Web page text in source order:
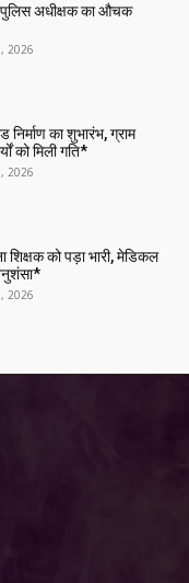
पुलिस अधीक्षक का औचक
2026
का शुभारंभ, ग्राम
को मिली गति*
2026
को पड़ा भारी, मेडिकल
2026